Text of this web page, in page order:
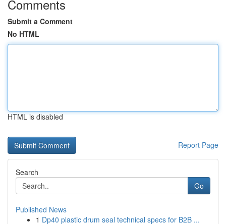
Comments
Submit a Comment
No HTML
HTML is disabled
Report Page
Search
Go
Published News
1 Dp40 plastic drum seal technical specs for B2B ...